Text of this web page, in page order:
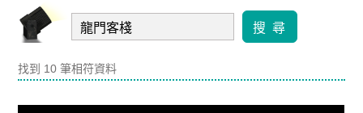
搜 尋
找到 10 筆相符資料